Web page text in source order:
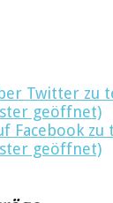
Twitter zu
geöffnet)
Facebook
geöffnet)